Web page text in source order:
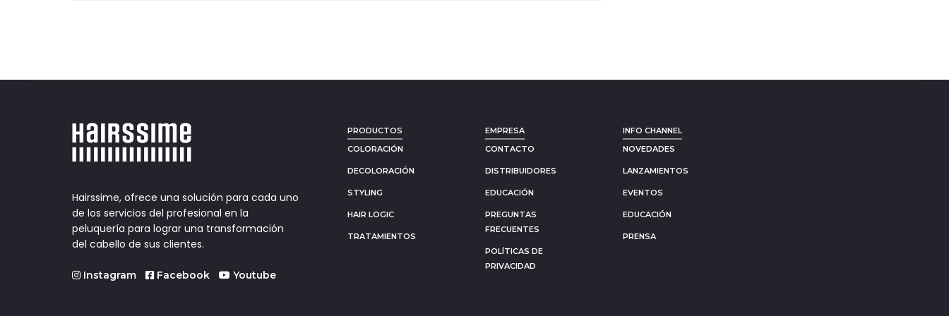
Hairssime, ofrece una solución para cada uno
de los servicios del profesional en la
peluquería para lograr una transformación
del cabello de sus clientes.
Instagram Facebook Youtube
PRODUCTOS
COLORACIÓN
DECOLORACIÓN
STYLING
HAIR LOGIC
TRATAMIENTOS
EMPRESA
CONTACTO
DISTRIBUIDORES
EDUCACIÓN
PREGUNTAS
FRECUENTES
POLÍTICAS DE
PRIVACIDAD
INFO CHANNEL
NOVEDADES
LANZAMIENTOS
EVENTOS
EDUCACIÓN
PRENSA